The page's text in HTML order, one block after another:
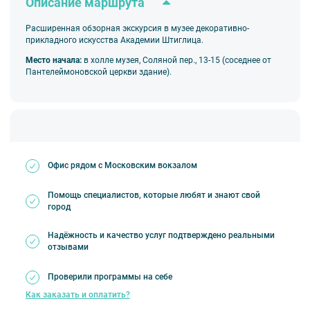
Расширенная обзорная экскурсия в музее декоративно-
прикладного искусства Академии Штиглица.
Место начала:в холле музея, Соляной пер., 13-15 (соседнее от
Пантелеймоновской церкви здание).
Офис рядом с Московским вокзалом
Помощь специалистов, которые любят и знают свой
город
Надёжность и качество услуг подтверждено реальными
отзывами
Проверили программы на себе
Как заказать и оплатить?